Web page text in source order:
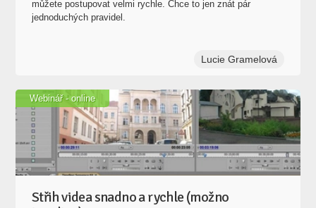
Střih videa snadno a rychle (možno
i on-line)
programu. Detailní zaměření na žánry, které pro Vás